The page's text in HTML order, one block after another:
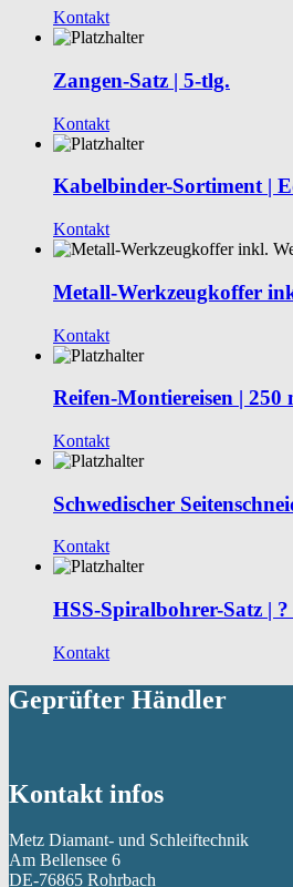
Kontakt
Zangen-Satz | 5-tlg.
Kontakt
Kabelbinder-Sortiment |
Kontakt
Metall-Werkzeugkoffer
Kontakt
Reifen-Montiereisen | 250
Kontakt
Schwedischer
Kontakt
HSS-Spiralbohrer-Satz |
Kontakt
Geprüfter Händler
Kontakt infos
Metz Diamant- und Schleiftechnik
Am Bellensee 6
DE-76865 Rohrbach